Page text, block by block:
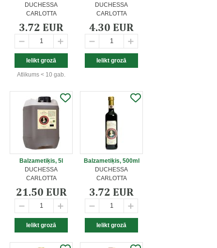
DUCHESSA
CARLOTTA
3.72 EUR
Atlikums < 10 gab.
DUCHESSA
CARLOTTA
4.30 EUR
Balzametiķis, 5l
DUCHESSA
CARLOTTA
21.50 EUR
Balzametiķis, 500ml
DUCHESSA
CARLOTTA
3.72 EUR